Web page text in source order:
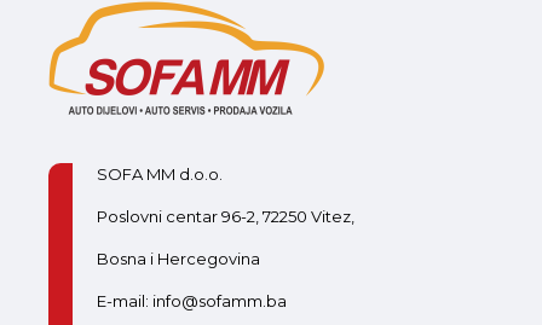
SOFA MM d.o.o.
Poslovni centar 96-2, 72250 Vitez,
Bosna i Hercegovina
E-mail: info@sofamm.ba